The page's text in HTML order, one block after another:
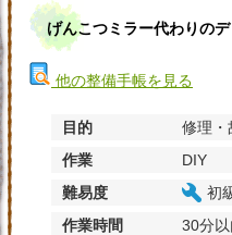
げんこつミラー代わりの
他の整備手帳を見る
目的
修理・
作業
DIY
難易度
初
作業時間
30分以